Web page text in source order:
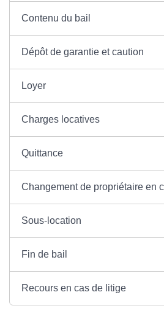
Contenu du bail
Dépôt de garantie et caution
Loyer
Charges locatives
Quittance
Changement de propriétaire en
Sous-location
Fin de bail
Recours en cas de litige